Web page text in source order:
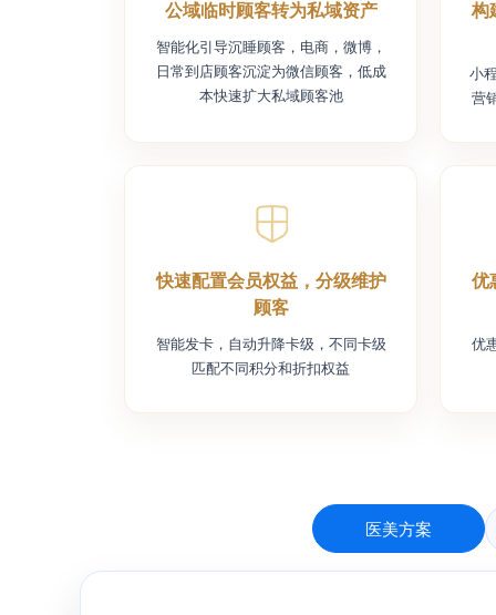
公域临时顾客转为私域资产
智能化引导沉睡顾客，电商，微博，
日常到店顾客沉淀为微信顾客，低成
本快速扩大私域顾客池
构
小
营
快速配置会员权益，分级维护
顾客
智能发卡，自动升降卡级，不同卡级
匹配不同积分和折扣权益
优
优
医美方案